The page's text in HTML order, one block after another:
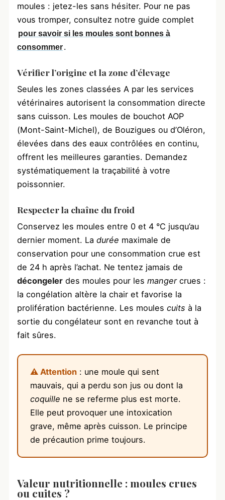
moules : jetez-les sans hésiter. Pour ne pas
vous tromper, consultez notre guide complet
pour savoir si les moules sont bonnes à
consommer.
Vérifier l’origine et la zone d’élevage
Seules les zones classées A par les services
vétérinaires autorisent la consommation directe
sans cuisson. Les moules de bouchot AOP
(Mont-Saint-Michel), de Bouzigues ou d’Oléron,
élevées dans des eaux contrôlées en continu,
offrent les meilleures garanties. Demandez
systématiquement la traçabilité à votre
poissonnier.
Respecter la chaîne du froid
Conservez les moules entre 0 et 4 °C jusqu’au
dernier moment. La durée maximale de
conservation pour une consommation crue est
de 24 h après l’achat. Ne tentez jamais de
décongeler des moules pour les mangercrues :
la congélation altère la chair et favorise la
prolifération bactérienne. Les moules cuits à la
sortie du congélateur sont en revanche tout à
fait sûres.
⚠️ Attention : une moule qui sent
mauvais, qui a perdu son jus ou dont la
coquille ne se referme plus est morte.
Elle peut provoquer une intoxication
grave, même après cuisson. Le principe
de précaution prime toujours.
Valeur nutritionnelle : moules crues
ou cuites ?